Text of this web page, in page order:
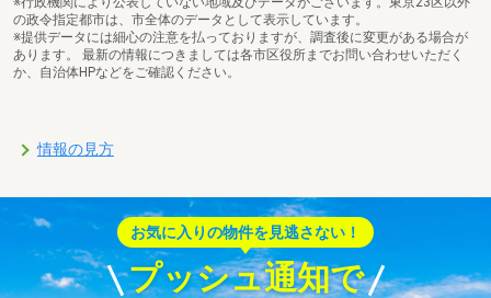
の政令指定都市は、市全体のデータとして表示しています。
※提供データには細心の注意を払っておりますが、調査後に変更がある場合が
あります。 最新の情報につきましては各市区役所までお問い合わせいただく
か、自治体HPなどをご確認ください。
情報の見方
お気に入りの物件を見逃さない！
プッシュ通知で